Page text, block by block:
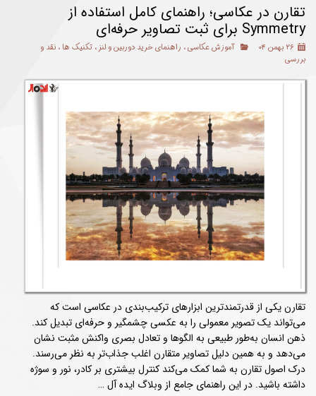
تقارن در عکاسی؛ راهنمای کامل استفاده از
Symmetry برای ثبت تصاویر حرفه‌ای
۲۶ بهمن ۰۴ آموزش عکاسی، راهنمای خرید دوربین و لنز، تکنیک ها ، نقد و
بررسی
تقارن یکی از قدرتمندترین ابزارهای ترکیب‌بندی در عکاسی است که
می‌تواند یک تصویر معمولی را به عکسی چشمگیر و حرفه‌ای تبدیل کند.
ذهن انسان به‌طور طبیعی به الگوها و تعادل بصری واکنش مثبت نشان
می‌دهد و به همین دلیل تصاویر متقارن اغلب جذاب‌تر به نظر می‌رسند.
درک اصول تقارن به شما کمک می‌کند کنترل بیشتری بر کادر، نور و سوژه
داشته باشید. در این راهنمای جامع از وبلاگ ایده آل …